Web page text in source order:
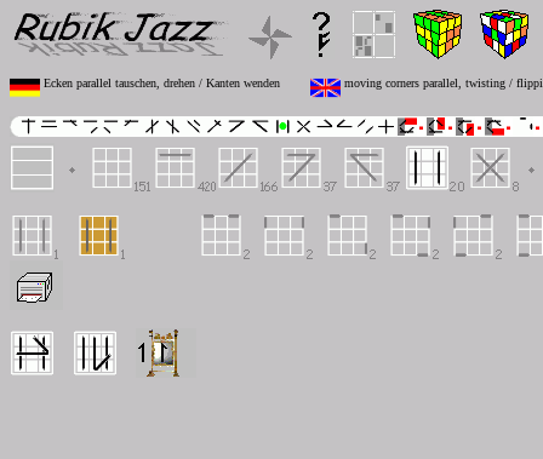
Ecken parallel tauschen, drehen / Kanten wenden moving corners parallel, twisting /